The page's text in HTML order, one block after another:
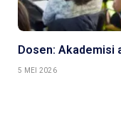
Dosen: Akademisi
5 MEI 2026